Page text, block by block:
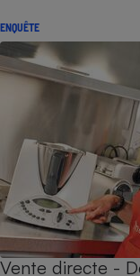
ENQUÊTE
Vente directe -